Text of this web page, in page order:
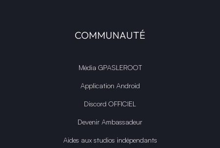
COMMUNAUTÉ
Média GPASLEROOT
Application Android
Discord OFFICIEL
Devenir Ambassadeur
Aides aux studios indépendants